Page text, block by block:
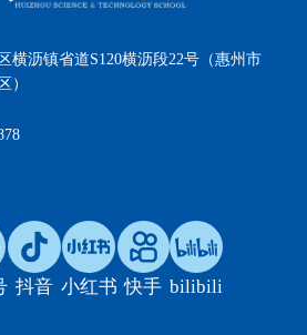
横沥镇省道S120横沥段22号（惠州市
）
抖音 小红书 快手 bilibili